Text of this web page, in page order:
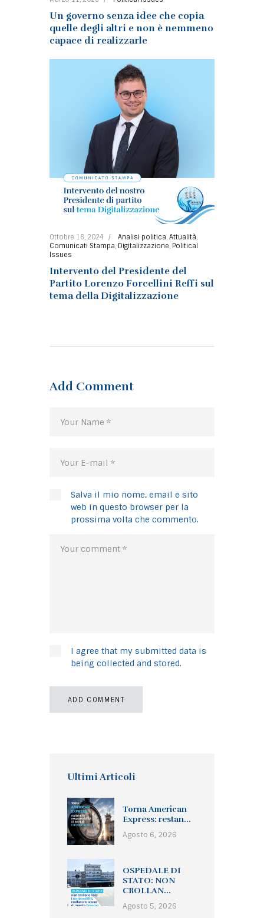
Un governo senza idee che copia
quelle degli altri e non è nemmeno
capace di realizzarle
Ottobre 16, 2024 Analisi politica, Attualità,
Comunicati Stampa, Digitalizzazione, Political
Issues
Intervento del Presidente del
Partito Lorenzo Forcellini Reffi sul
tema della Digitalizzazione
Add Comment
Salva il mio nome, email e sito
web in questo browser per la
prossima volta che commento.
I agree that my submitted data is
being collected and stored.
Ultimi Articoli
Torna American
Express: restan...
Agosto 6, 2026
OSPEDALE DI
STATO: NON
CROLLAN...
Agosto 5, 2026